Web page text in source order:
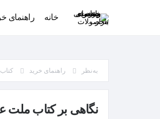
خانه راهنمای
به‌نظر راهنمای خرید کتاب
نگاهی بر کتاب ملت